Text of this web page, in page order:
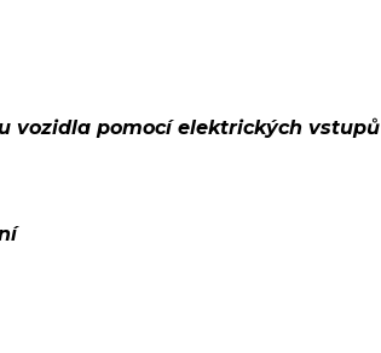
vozidla pomocí elektrických vstupů